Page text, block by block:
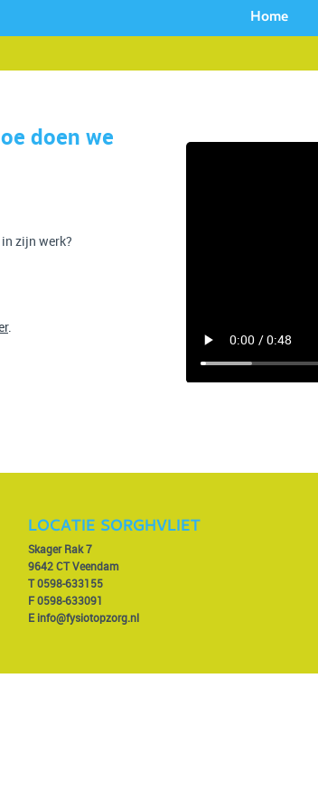
Home
doen we
zijn werk?
.
LOCATIE SORGHVLIET
Skager Rak 7
9642 CT Veendam
T0598-633155
F 0598-633091
Einfo@fysiotopzorg.nl